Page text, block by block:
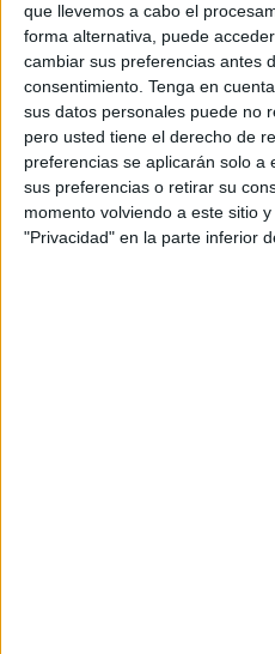
que llevemos a cabo el
forma alternativa, puede
cambiar sus preferencias antes
consentimiento. Tenga en
sus datos personales puede no
pero usted tiene el derecho de
preferencias se aplicarán solo a
sus preferencias o retirar su
momento volviendo a este sitio
"Privacidad" en la parte inferior
La fascinante ambientación
epopeya una historia
poética, sin renunciar a la
aportan las intrigas
Un reparto eminentemente
occidental que aporta a la
último samurai con Tom
allá por 2003. La relación de